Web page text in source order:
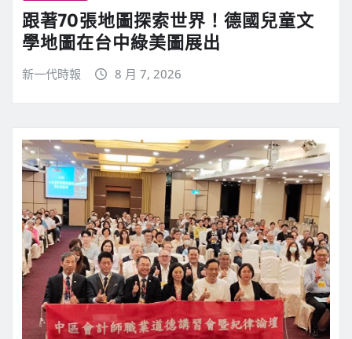
跟著70張地圖探索世界！德國兒童文
學地圖在台中綠美圖展出
新一代時報 8 月 7, 2026